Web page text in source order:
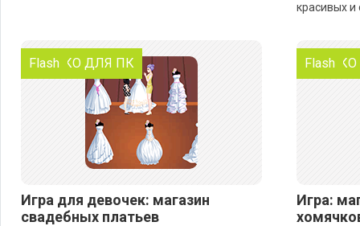
красивых и
ТОЛЬКО ДЛЯ ПК
Flash
Игра для девочек: магазин
свадебных платьев
Flash
Игра: